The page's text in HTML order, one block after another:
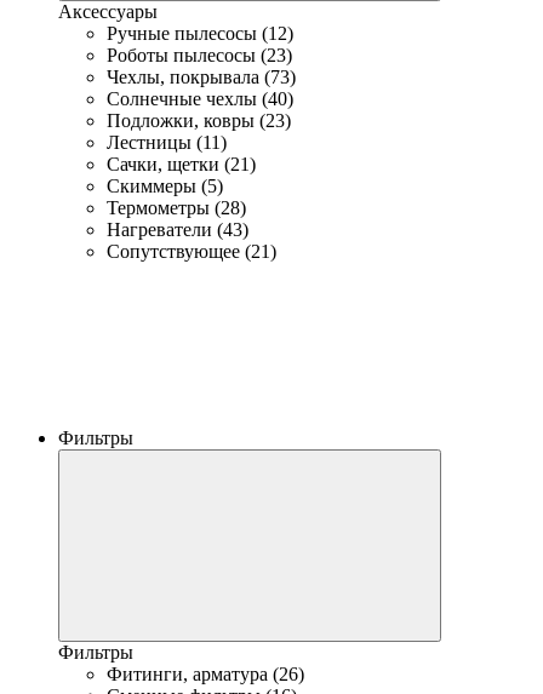
Аксессуары
Ручные пылесосы (12)
Роботы пылесосы (23)
Чехлы, покрывала (73)
Солнечные чехлы (40)
Подложки, ковры (23)
Лестницы (11)
Сачки, щетки (21)
Скиммеры (5)
Термометры (28)
Нагреватели (43)
Сопутствующее (21)
Фильтры
Фильтры
Фитинги, арматура (26)